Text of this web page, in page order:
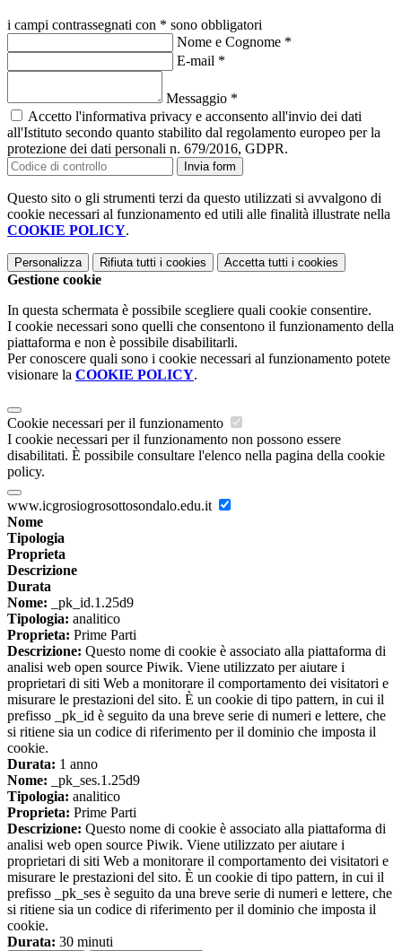
i campi contrassegnati con * sono obbligatori
Nome e Cognome *
E-mail *
Messaggio *
Accetto l'informativa privacy e acconsento all'invio dei dati
all'Istituto secondo quanto stabilito dal regolamento europeo per la
protezione dei dati personali n. 679/2016, GDPR.
Invia form
Questo sito o gli strumenti terzi da questo utilizzati si avvalgono di
cookie necessari al funzionamento ed utili alle finalità illustrate nella
COOKIE POLICY.
Personalizza Rifiuta tutti i cookies Accetta tutti i cookies
Gestione cookie
In questa schermata è possibile scegliere quali cookie consentire.
I cookie necessari sono quelli che consentono il funzionamento della
piattaforma e non è possibile disabilitarli.
Per conoscere quali sono i cookie necessari al funzionamento potete
visionare la COOKIE POLICY.
Cookie necessari per il funzionamento
I cookie necessari per il funzionamento non possono essere
disabilitati. È possibile consultare l'elenco nella pagina della cookie
policy.
www.icgrosiogrosottosondalo.edu.it
Nome
Tipologia
Proprieta
Descrizione
Durata
Nome: _pk_id.1.25d9
Tipologia: analitico
Proprieta: Prime Parti
Descrizione: Questo nome di cookie è associato alla piattaforma di
analisi web open source Piwik. Viene utilizzato per aiutare i
proprietari di siti Web a monitorare il comportamento dei visitatori e
misurare le prestazioni del sito. È un cookie di tipo pattern, in cui il
prefisso _pk_id è seguito da una breve serie di numeri e lettere, che
si ritiene sia un codice di riferimento per il dominio che imposta il
cookie.
Durata: 1 anno
Nome: _pk_ses.1.25d9
Tipologia: analitico
Proprieta: Prime Parti
Descrizione: Questo nome di cookie è associato alla piattaforma di
analisi web open source Piwik. Viene utilizzato per aiutare i
proprietari di siti Web a monitorare il comportamento dei visitatori e
misurare le prestazioni del sito. È un cookie di tipo pattern, in cui il
prefisso _pk_ses è seguito da una breve serie di numeri e lettere, che
si ritiene sia un codice di riferimento per il dominio che imposta il
cookie.
Durata: 30 minuti